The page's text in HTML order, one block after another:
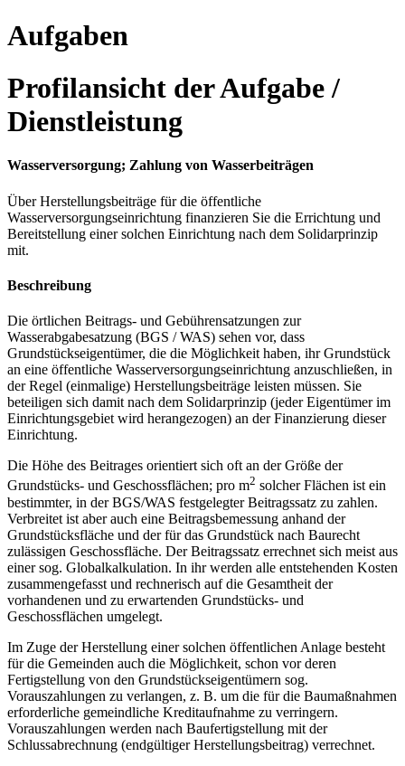
Aufgaben
Profilansicht der Aufgabe /
Dienstleistung
Wasserversorgung; Zahlung von Wasserbeiträgen
Über Herstellungsbeiträge für die öffentliche
Wasserversorgungseinrichtung finanzieren Sie die Errichtung und
Bereitstellung einer solchen Einrichtung nach dem Solidarprinzip
mit.
Beschreibung
Die örtlichen Beitrags- und Gebührensatzungen zur
Wasserabgabesatzung (BGS / WAS) sehen vor, dass
Grundstückseigentümer, die die Möglichkeit haben, ihr Grundstück
an eine öffentliche Wasserversorgungseinrichtung anzuschließen, in
der Regel (einmalige) Herstellungsbeiträge leisten müssen. Sie
beteiligen sich damit nach dem Solidarprinzip (jeder Eigentümer im
Einrichtungsgebiet wird herangezogen) an der Finanzierung dieser
Einrichtung.
Die Höhe des Beitrages orientiert sich oft an der Größe der
Grundstücks- und Geschossflächen; pro m2 solcher Flächen ist ein
bestimmter, in der BGS/WAS festgelegter Beitragssatz zu zahlen.
Verbreitet ist aber auch eine Beitragsbemessung anhand der
Grundstücksfläche und der für das Grundstück nach Baurecht
zulässigen Geschossfläche. Der Beitragssatz errechnet sich meist aus
einer sog. Globalkalkulation. In ihr werden alle entstehenden Kosten
zusammengefasst und rechnerisch auf die Gesamtheit der
vorhandenen und zu erwartenden Grundstücks- und
Geschossflächen umgelegt.
Im Zuge der Herstellung einer solchen öffentlichen Anlage besteht
für die Gemeinden auch die Möglichkeit, schon vor deren
Fertigstellung von den Grundstückseigentümern sog.
Vorauszahlungen zu verlangen, z. B. um die für die Baumaßnahmen
erforderliche gemeindliche Kreditaufnahme zu verringern.
Vorauszahlungen werden nach Baufertigstellung mit der
Schlussabrechnung (endgültiger Herstellungsbeitrag) verrechnet.